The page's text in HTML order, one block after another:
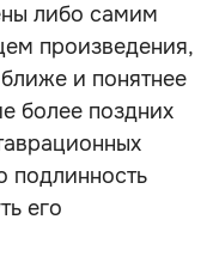
либо самим
произведения,
и понятнее
более поздних
подлинность
его